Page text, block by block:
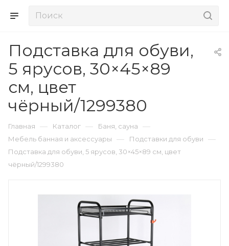
Подставка для обуви,
5 ярусов, 30×45×89
см, цвет
чёрный/1299380
Главная — Каталог — Баня, сауна —
Мебель банная и аксессуары — Подставки для обуви —
Подставка для обуви, 5 ярусов, 30×45×89 см, цвет
чёрный/1299380